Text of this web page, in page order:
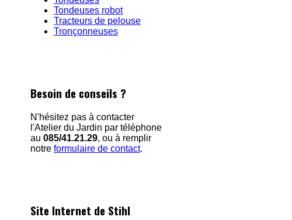
Tondeuses robot
Tracteurs de pelouse
Tronçonneuses
Besoin de conseils ?
N'hésitez pas à contacter
l'Atelier du Jardin par téléphone
au 085/41.21.29, ou à remplir
notre formulaire de contact.
Site Internet de Stihl